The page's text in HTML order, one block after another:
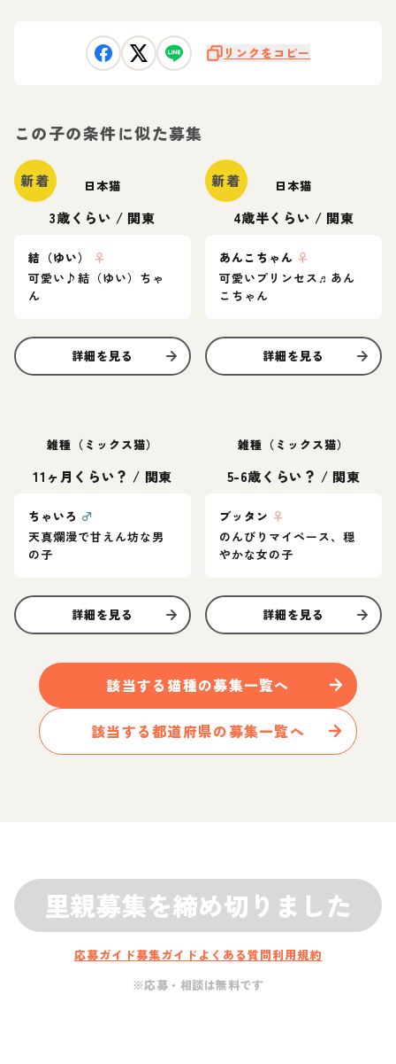
リンクをコピー
この子の条件に似た募集
新着 日本猫
3歳くらい / 関東
結（ゆい）
♀
可愛い♪結（ゆい）ちゃ
ん
詳細を見る
新着 日本猫
4歳半くらい / 関東
あんこちゃん ♀
可愛いプリンセス♬あん
こちゃん
詳細を見る
雑種（ミックス猫）
11ヶ月くらい？ / 関東
ちゃいろ ♂
天真爛漫で甘えん坊な男
の子
詳細を見る
雑種（ミックス猫）
5-6歳くらい？ / 関東
ブッタン ♀
のんびりマイペース、穏
やかな女の子
詳細を見る
該当する 猫種の募集一覧へ
該当する都道府県の募集一覧へ
里親募集を締め切りました
応募ガイド募集ガイド よくある質問利用規約
※応募・相談は無料です